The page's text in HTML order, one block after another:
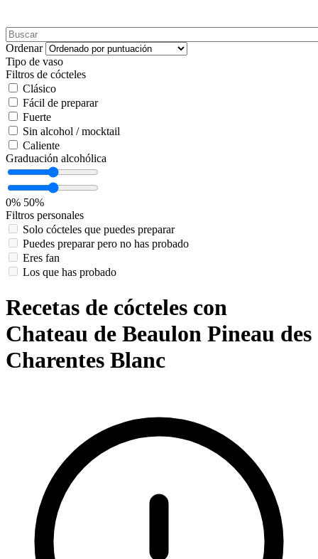
Ordenar
Tipo de vaso
Filtros de cócteles
Clásico
Fácil de preparar
Fuerte
Sin alcohol / mocktail
Caliente
Graduación alcohólica
0% 50%
Filtros personales
Solo cócteles que puedes preparar
Puedes preparar pero no has probado
Eres fan
Los que has probado
Recetas de cócteles con
Chateau de Beaulon Pineau des
Charentes Blanc